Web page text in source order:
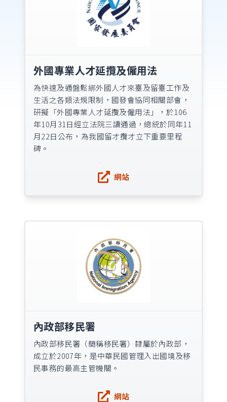
外國專業人才延攬及僱用法
為快速及通盤鬆綁外國人才來臺及留臺工作及
生活之各類法規限制，國發會協同相關部會，
研擬「外國專業人才延攬及僱用法」，於106
年10月31日經立法院三讀通過，總統於同年11
月22日公布，為我國留才攬才立下重要里程
碑。
網站
內政部移民署
內政部移民署（簡稱移民署）隸屬於內政部，
成立於2007年，是中華民國管理入出國境及移
民事務的最高主管機關。
網站